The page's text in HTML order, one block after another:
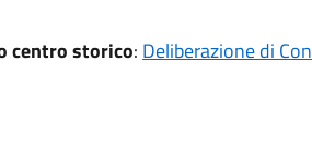
centro storico: Deliberazione di